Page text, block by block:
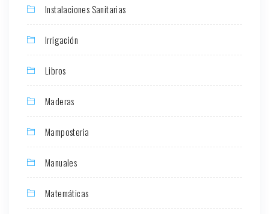
Instalaciones Sanitarias
Irrigación
Libros
Maderas
Mamposteria
Manuales
Matemáticas